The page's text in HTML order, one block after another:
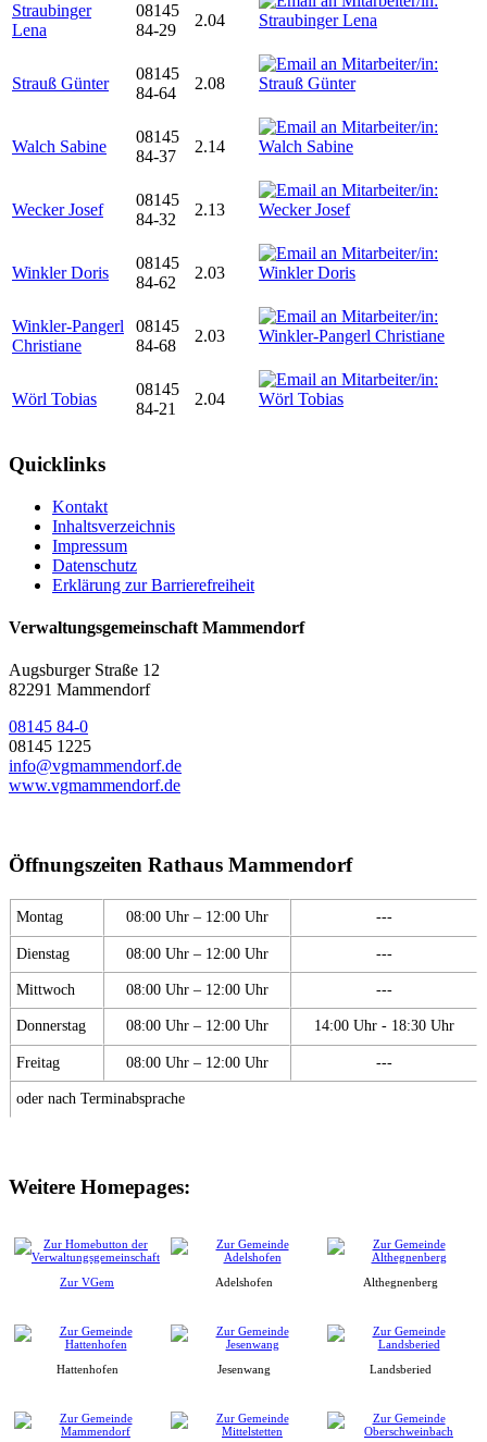
Straubinger
Lena
08145
84-29
2.04
Strauß Günter
08145
84-64
2.08
Walch Sabine
08145
84-37
2.14
Wecker Josef
08145
84-32
2.13
Winkler Doris
08145
84-62
2.03
Winkler-Pangerl
Christiane
08145
84-68
2.03
Wörl Tobias
08145
84-21
2.04
Quicklinks
Kontakt
Inhaltsverzeichnis
Impressum
Datenschutz
Erklärung zur Barrierefreiheit
Verwaltungsgemeinschaft Mammendorf
Augsburger Straße 12
82291 Mammendorf
08145 84-0
08145 1225
info@vgmammendorf.de
www.vgmammendorf.de
Öffnungszeiten Rathaus Mammendorf
Montag 08:00 Uhr – 12:00 Uhr ---
Dienstag 08:00 Uhr – 12:00 Uhr ---
Mittwoch 08:00 Uhr – 12:00 Uhr ---
Donnerstag 08:00 Uhr – 12:00 Uhr 14:00 Uhr - 18:30 Uhr
Freitag 08:00 Uhr – 12:00 Uhr ---
oder nach Terminabsprache
Weitere Homepages:
Zur VGem Adelshofen Althegnenberg
Hattenhofen Jesenwang Landsberied